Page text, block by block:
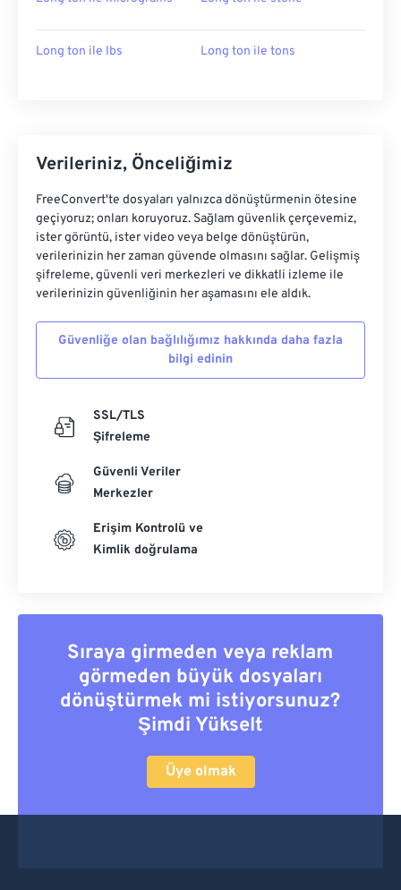
Long ton ile lbs Long ton ile tons
Verileriniz, Önceliğimiz
FreeConvert'te dosyaları yalnızca dönüştürmenin ötesine
geçiyoruz; onları koruyoruz. Sağlam güvenlik çerçevemiz,
ister görüntü, ister video veya belge dönüştürün,
verilerinizin her zaman güvende olmasını sağlar. Gelişmiş
şifreleme, güvenli veri merkezleri ve dikkatli izleme ile
verilerinizin güvenliğinin her aşamasını ele aldık.
Güvenliğe olan bağlılığımız hakkında daha fazla
bilgi edinin
SSL/TLS
Şifreleme
Güvenli Veriler
Merkezler
Erişim Kontrolü ve
Kimlik doğrulama
Sıraya girmeden veya reklam
görmeden büyük dosyaları
dönüştürmek mi istiyorsunuz?
Şimdi Yükselt
Üye olmak